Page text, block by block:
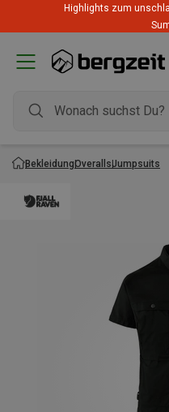
Highlights zum
BekleidungOverallsJumpsuits